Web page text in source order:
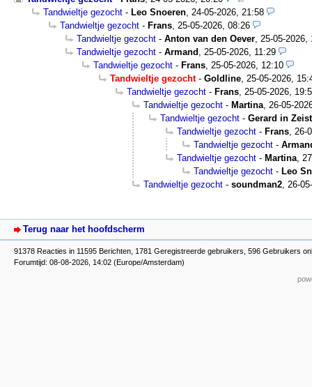
Tandwieltje gezocht - Leo Snoeren, 24-05-2026, 21:58
Tandwieltje gezocht - Frans, 25-05-2026, 08:26
Tandwieltje gezocht - Anton van den Oever, 25-05-2026,
Tandwieltje gezocht - Armand , 25-05-2026, 11:29
Tandwieltje gezocht - Frans, 25-05-2026, 12:10
Tandwieltje gezocht- Goldline, 25-05-2026,
Tandwieltje gezocht - Frans, 25-05-2026,
Tandwieltje gezocht - Martina, 26-05-
Tandwieltje gezocht - Gerard in Zeist
Tandwieltje gezocht - Frans, 26-
Tandwieltje gezocht -
Tandwieltje gezocht - Martina,
Tandwieltje gezocht - Leo
Tandwieltje gezocht - soundman2, 26-
Terug naar het hoofdscherm
91378 Reacties in 11595 Berichten, 1781 Geregistreerde gebruikers, 596 Gebruikers
Forumtijd: 08-08-2026, 14:02 (Europe/Amsterdam)